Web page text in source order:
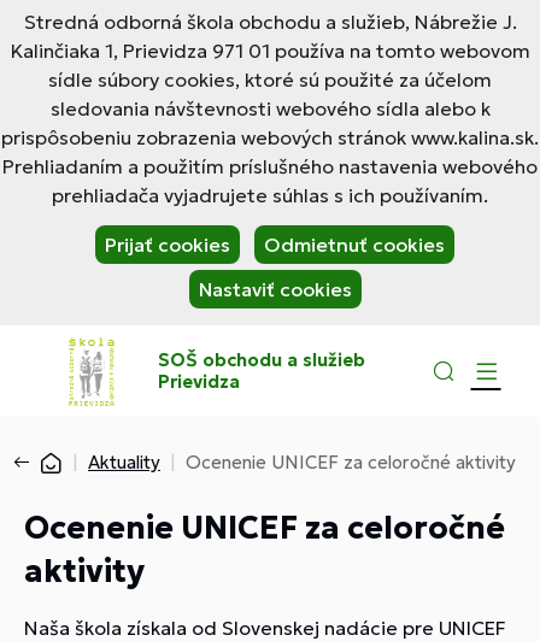
Stredná odborná škola obchodu a služieb, Nábrežie J.
Kalinčiaka 1, Prievidza 971 01 používa na tomto webovom
sídle súbory cookies, ktoré sú použité za účelom
sledovania návštevnosti webového sídla alebo k
prispôsobeniu zobrazenia webových stránok www.kalina.sk.
Prehliadaním a použitím príslušného nastavenia webového
prehliadača vyjadrujete súhlas s ich používaním.
Prijať cookies
Odmietnuť cookies
Nastaviť cookies
SOŠ obchodu a služieb
Prievidza
Aktuality Ocenenie UNICEF za celoročné aktivity
Ocenenie UNICEF za celoročné
aktivity
Naša škola získala od Slovenskej nadácie pre UNICEF